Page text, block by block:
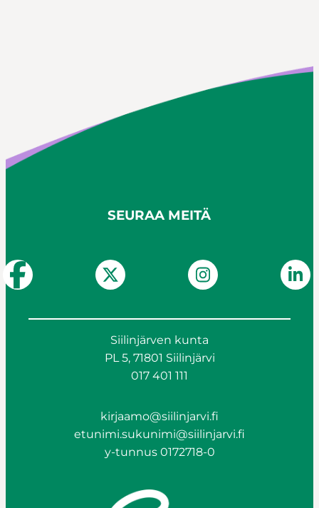
SEURAA MEITÄ
Siilinjärven kunta
PL 5, 71801 Siilinjärvi
017 401 111
kirjaamo@siilinjarvi.fi
etunimi.sukunimi@siilinjarvi.fi
y-tunnus 0172718-0